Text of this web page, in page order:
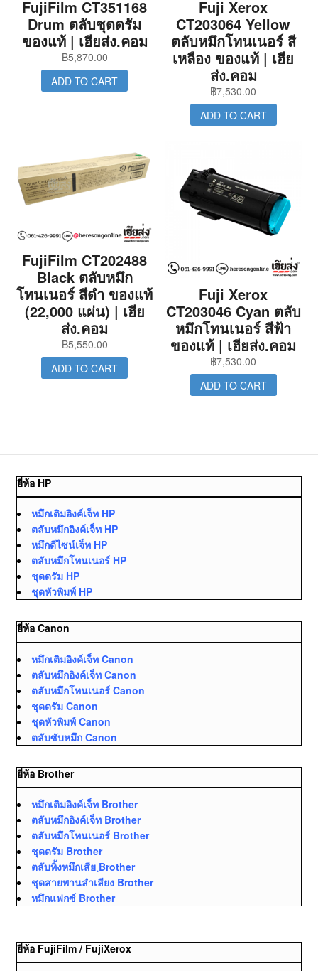
FujiFilm CT351168
Drum ตลับชุดดรัม
ของแท้ | เฮียส่ง.คอม
฿5,870.00
ADD TO CART
Fuji Xerox
CT203064 Yellow
ตลับหมึกโทนเนอร์ สี
เหลือง ของแท้ | เฮีย
ส่ง.คอม
฿7,530.00
ADD TO CART
FujiFilm CT202488
Black ตลับหมึก
โทนเนอร์ สีดำ ของแท้
(22,000 แผ่น) | เฮีย
ส่ง.คอม
฿5,550.00
ADD TO CART
Fuji Xerox
CT203046 Cyan ตลับ
หมึกโทนเนอร์ สีฟ้า
ของแท้ | เฮียส่ง.คอม
฿7,530.00
ADD TO CART
ยี่ห้อ HP
หมึกเติมอิงค์เจ็ท HP
ตลับหมึกอิงค์เจ็ท HP
หมึกดีไซน์เจ็ท HP
ตลับหมึกโทนเนอร์ HP
ชุดดรัม HP
ชุดหัวพิมพ์ HP
ยี่ห้อ Canon
หมึกเติมอิงค์เจ็ท Canon
ตลับหมึกอิงค์เจ็ท Canon
ตลับหมึกโทนเนอร์ Canon
ชุดดรัม Canon
ชุดหัวพิมพ์ Canon
ตลับซับหมึก Canon
ยี่ห้อ Brother
หมึกเติมอิงค์เจ็ท Brother
ตลับหมึกอิงค์เจ็ท Brother
ตลับหมึกโทนเนอร์ Brother
ชุดดรัม Brother
ตลับทิ้งหมึกเสีย ฺBrother
ชุดสายพานลำเลียง Brother
หมึกแฟกซ์ Brother
ยี่ห้อ FujiFilm / FujiXerox